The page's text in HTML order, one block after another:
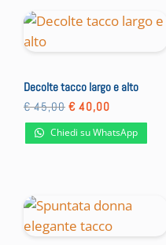
Decolte tacco largo e alto
€45,00 Il
prezzo
originale
era:
€ 40,00
attuale
è:
Chiedi su WhatsApp